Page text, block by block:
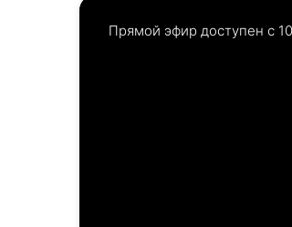
Прямой эфир доступен с